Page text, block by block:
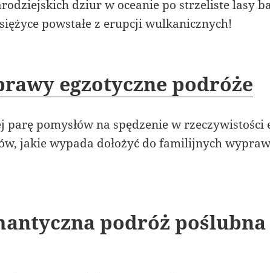
dziur w oceanie po strzeliste lasy
powstałe z erupcji wulkanicznych!
egzotyczne podróże
parę pomysłów na spędzenie w rzeczywistości
jakie wypada dołożyć do familijnych
podróż poślubna